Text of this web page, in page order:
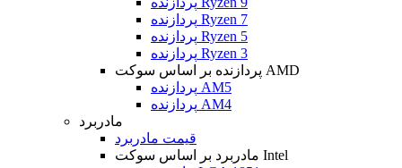
پردازنده Ryzen 7
پردازنده Ryzen 5
پردازنده Ryzen 3
پردازنده بر اساس سوکت AMD
پردازنده AM5
پردازنده AM4
مادربرد
قیمت مادربرد
مادربرد بر اساس سوکت Intel